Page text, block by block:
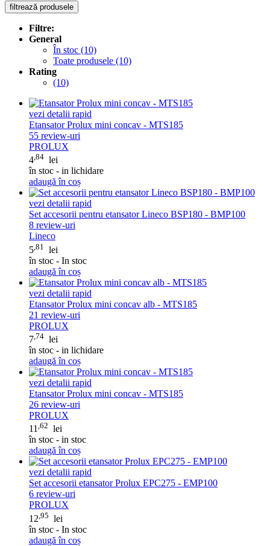
filtrează produsele
Filtre:
General
În stoc (10)
Toate produsele (10)
Rating
(10)
vezi detalii rapid
Etansator Prolux mini concav - MTS185
55 review-uri
PROLUX
4 ,84 lei
în stoc - in lichidare
adaugă în coș
vezi detalii rapid
Set accesorii pentru etansator Lineco BSP180 - BMP100
8 review-uri
Lineco
5 ,81
lei
în stoc - In stoc
adaugă în coș
vezi detalii rapid
Etansator Prolux mini concav alb - MTS185
21 review-uri
PROLUX
7 ,74 lei
în stoc - in lichidare
adaugă în coș
vezi detalii rapid
Etansator Prolux mini concav - MTS185
26 review-uri
PROLUX
11 ,62 lei
în stoc - in stoc
adaugă în coș
vezi detalii rapid
Set accesorii etansator Prolux EPC275 - EMP100
6 review-uri
PROLUX
12 ,95 lei
în stoc - In stoc
adaugă în coș